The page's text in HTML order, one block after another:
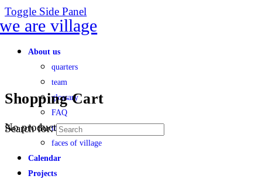
Toggle Side Panel
About us
quarters
team
glossary
FAQ
transparency
faces of village
Calendar
Projects
Shopping Cart
No products in the cart.
Search for: